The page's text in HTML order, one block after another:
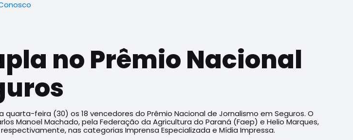
no Prêmio Nacional
feira (30) os 18 vencedores do Prêmio Nacional de Jornalismo em Seguros. O
Manoel Machado, pela Federação da Agricultura do Paraná (Faep) e Helio Marques,
nas categorias Imprensa Especializada e Mídia Impressa.